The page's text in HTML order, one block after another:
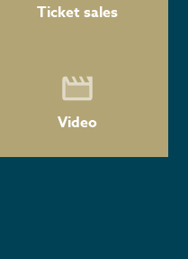
Ticket sales
Video